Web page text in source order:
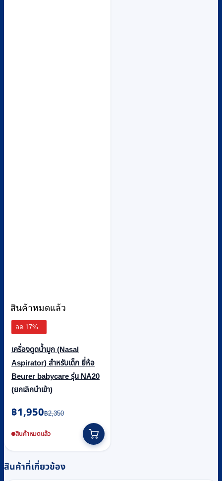
สินค้าหมดแล้ว
ลด 17%
เครื่องดูดน้ำมูก (Nasal
Aspirator) สำหรับเด็ก ยี่ห้อ
Beurer babycare รุ่น NA20
(ยกเลิกนำเข้า)
฿2,350
Original
price
was:
฿1,950
Current
price
is:สินค้าหมดแล้ว
สินค้าที่เกี่ยวข้อง